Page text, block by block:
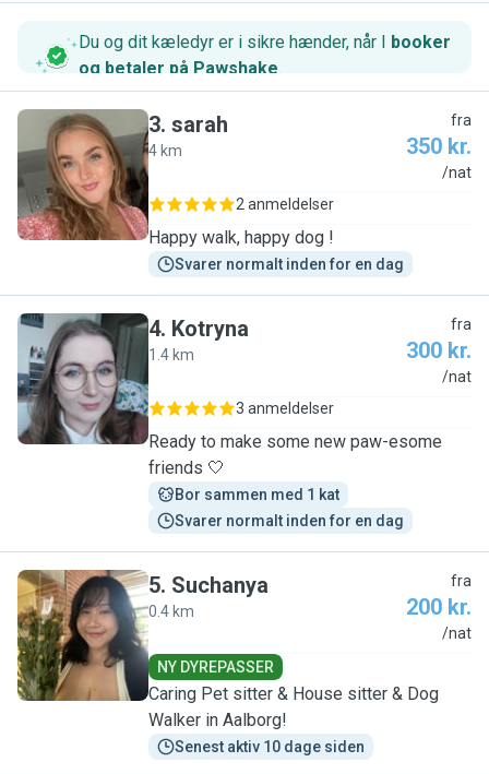
Du og dit kæledyr er i sikre hænder, når I booker
og betaler på Pawshake.
S
3. sarah
4 km
fra
350 kr.
/nat
2 anmeldelser
Happy walk, happy dog !
Svarer normalt inden for en dag
K
4. Kotryna
1.4 km
fra
300 kr.
/nat
3 anmeldelser
Ready to make some new paw-esome
friends 🤍
Bor sammen med 1 kat
Svarer normalt inden for en dag
S
5. Suchanya
0.4 km
fra
200 kr.
/nat
NY DYREPASSER
Caring Pet sitter & House sitter & Dog
Walker in Aalborg!
Senest aktiv 10 dage siden